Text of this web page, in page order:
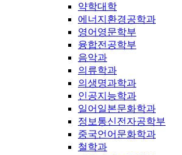
약학대학
에너지환경공학과
영어영문학부
융합전공학부
음악과
의류학과
의생명과학과
인공지능학과
일어일본문화학과
정보통신전자공학부
중국언어문화학과
철학과